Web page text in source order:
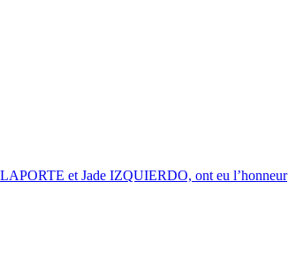
et Jade IZQUIERDO, ont eu l’honneur